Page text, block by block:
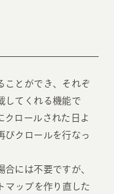
ことができ、それぞ
してくれる機能で
クロールされた日よ
びクロールを行なっ
には不要ですが、
マップを作り直した